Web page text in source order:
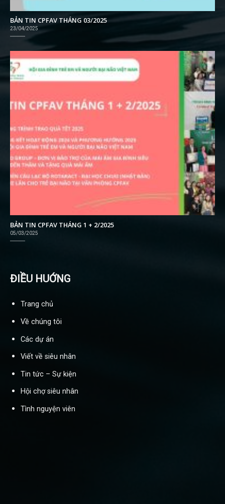
BẢN TIN CPFAV THÁNG 03/2025
23/04/2025
BẢN TIN CPFAV THÁNG 1 + 2/2025
05/03/2025
ĐIỀU HUỚNG
Trang chủ
Về chúng tôi
Các dự án
Viết về siêu nhân
Tin tức – Sự kiện
Hội chợ siêu nhân
Tình nguyện viên